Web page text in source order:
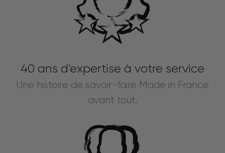
40 ans d'expertise à votre service
Une histoire de savoir-faire Made in France
avant tout.